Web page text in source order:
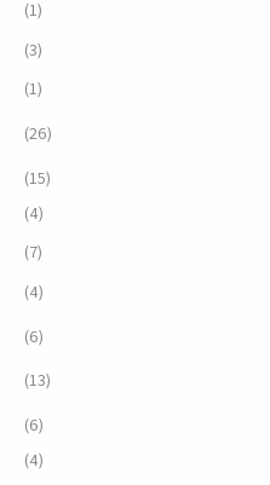
(1)
(3)
(1)
(26)
(15)
(4)
(7)
(4)
(6)
(13)
(6)
(4)